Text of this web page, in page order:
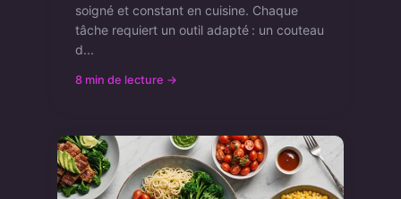
soigné et constant en cuisine. Chaque
tâche requiert un outil adapté : un couteau
d...
8 min de lecture →